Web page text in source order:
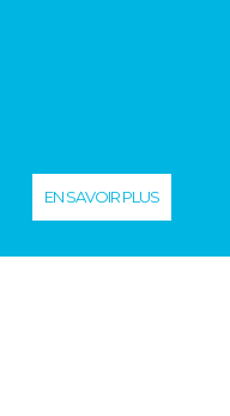
EN SAVOIR PLUS